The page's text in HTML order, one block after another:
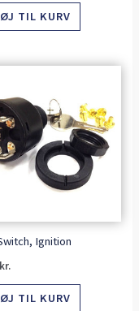
TIL KURV
Ignition
kr.
TIL KURV